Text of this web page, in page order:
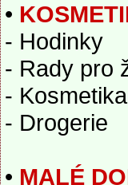
•
- Hodinky
- Rady pro
-
- Drogerie
• MALÉ